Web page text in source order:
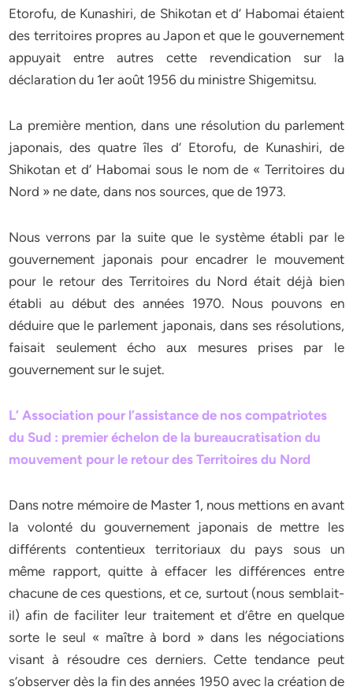
Etorofu, de Kunashiri, de Shikotan et d’ Habomai étaient
des territoires propres au Japon et que le gouvernement
appuyait entre autres cette revendication sur la
déclaration du 1er août 1956 du ministre Shigemitsu.
La première mention, dans une résolution du parlement
japonais, des quatre îles d’ Etorofu, de Kunashiri, de
Shikotan et d’ Habomai sous le nom de « Territoires du
Nord » ne date, dans nos sources, que de 1973.
Nous verrons par la suite que le système établi par le
gouvernement japonais pour encadrer le mouvement
pour le retour des Territoires du Nord était déjà bien
établi au début des années 1970. Nous pouvons en
déduire que le parlement japonais, dans ses résolutions,
faisait seulement écho aux mesures prises par le
gouvernement sur le sujet.
L’ Association pour l’assistance de nos compatriotes
du Sud : premier échelon de la bureaucratisation du
mouvement pour le retour des Territoires du Nord
Dans notre mémoire de Master 1, nous mettions en avant
la volonté du gouvernement japonais de mettre les
différents contentieux territoriaux du pays sous un
même rapport, quitte à effacer les différences entre
chacune de ces questions, et ce, surtout (nous semblait-
il) afin de faciliter leur traitement et d’être en quelque
sorte le seul « maître à bord » dans les négociations
visant à résoudre ces derniers. Cette tendance peut
s’observer dès la fin des années 1950 avec la création de